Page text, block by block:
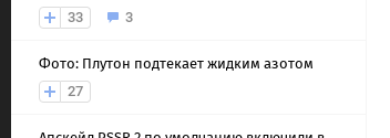
33
3
Фото: Плутон подтекает жидким азотом
27